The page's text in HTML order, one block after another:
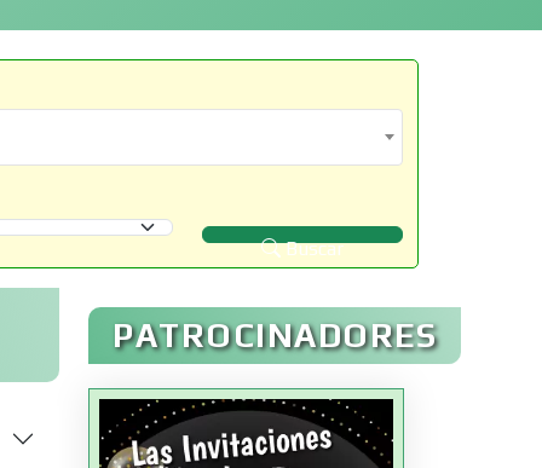
Buscar
PATROCINADORES